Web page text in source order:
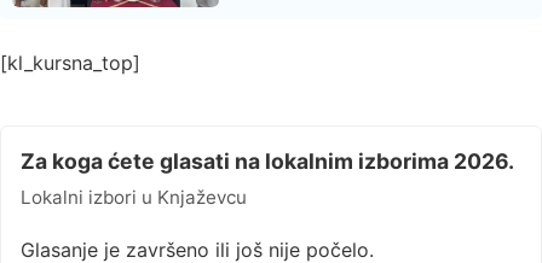
[kl_kursna_top]
Za koga ćete glasati na lokalnim izborima 2026.
Lokalni izbori u Knjaževcu
Glasanje je završeno ili još nije počelo.